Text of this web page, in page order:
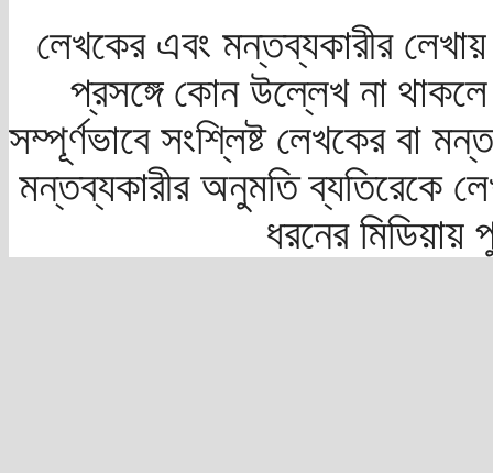
লেখকের এবং মন্তব্যকারীর
প্রসঙ্গে কোন উল্লেখ না
সম্পূর্ণভাবে সংশ্লিষ্ট লেখকের বা
মন্তব্যকারীর অনুমতি ব্যতিরেকে
ধরনের মিডিয়ায়